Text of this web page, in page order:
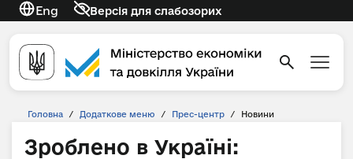
Eng Версія для слабозорих
Головна / Додаткове меню / Прес-центр / Новини
Зроблено в Україні: